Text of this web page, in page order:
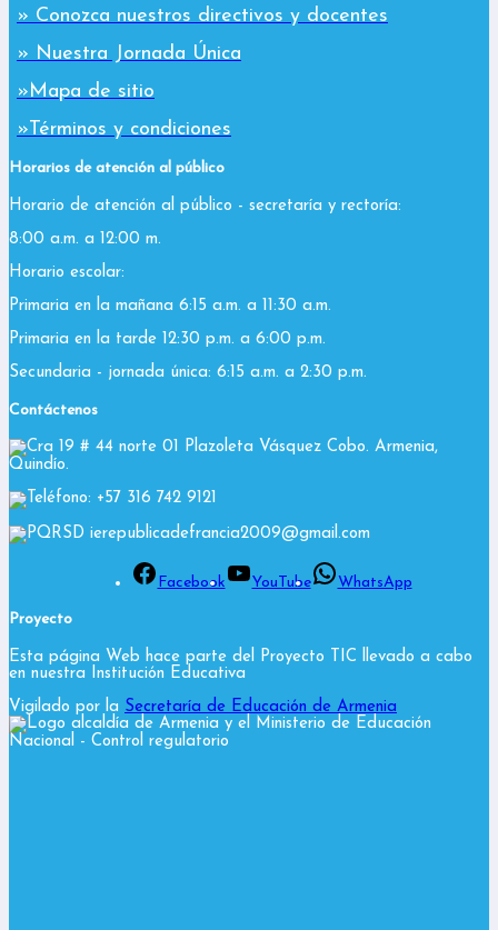
» Conozca nuestros directivos y docentes
» Nuestra Jornada Única
»Mapa de sitio
»Términos y condiciones
Horarios de atención al público
Horario de atención al público - secretaría y rectoría:
8:00 a.m. a 12:00 m.
Horario escolar:
Primaria en la mañana 6:15 a.m. a 11:30 a.m.
Primaria en la tarde 12:30 p.m. a 6:00 p.m.
Secundaria - jornada única: 6:15 a.m. a 2:30 p.m.
Contáctenos
Cra 19 # 44 norte 01 Plazoleta Vásquez Cobo. Armenia,
Quindío.
Teléfono: +57 316 742 9121
PQRSD ierepublicadefrancia2009@gmail.com
Facebook YouTube WhatsApp
Proyecto
Esta página Web hace parte del Proyecto TIC llevado a cabo
en nuestra Institución Educativa
Vigilado por la Secretaría de Educación de Armenia
y el Ministerio de Educación
Nacional - Control regulatorio